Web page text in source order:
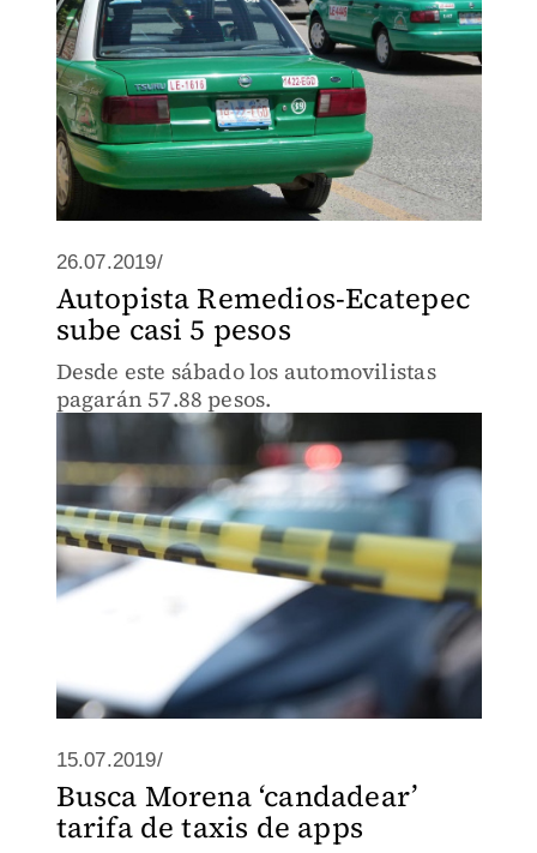
26.07.2019/
Autopista Remedios-Ecatepec
sube casi 5 pesos
Desde este sábado los automovilistas
pagarán 57.88 pesos.
15.07.2019/
Busca Morena ‘candadear’
tarifa de taxis de apps